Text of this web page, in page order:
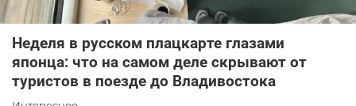
Неделя в русском плацкарте глазами
японца: что на самом деле скрывают от
туристов в поезде до Владивостока